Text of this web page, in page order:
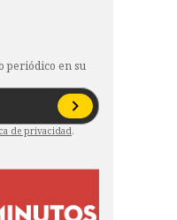
periódico en su
de privacidad.